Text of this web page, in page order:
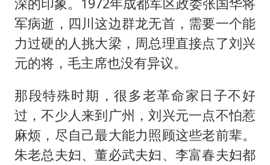
军病逝，四川这边群龙无首，需要一个能
力过硬的人挑大梁，周总理直接点了刘兴
元的将，毛主席也没有异议。
那段特殊时期，很多老革命家日子不好
过，不少人来到广州，刘兴元一点不怕惹
麻烦，尽自己最大能力照顾这些老前辈。
朱老总夫妇、董必武夫妇、李富春夫妇都